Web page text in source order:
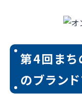
第4回ま
のブラン